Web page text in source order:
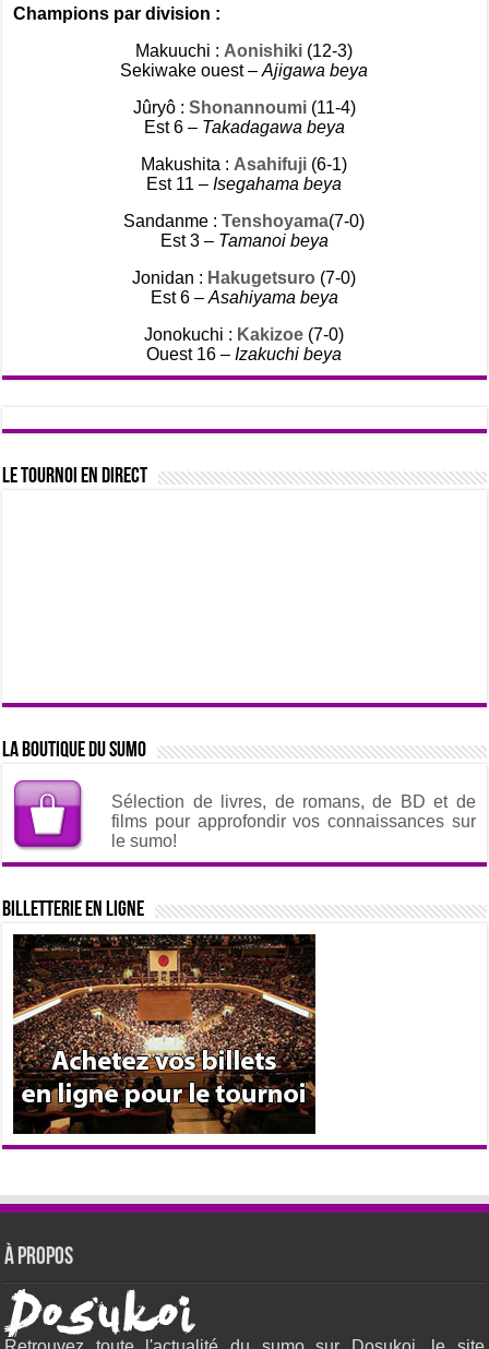
Champions par division :
Makuuchi : Aonishiki (12-3)
Sekiwake ouest –Ajigawa beya
Jûryô : Shonannoumi (11-4)
Est 6 – Takadagawa beya
Makushita : Asahifuji (6-1)
Est 11 –Isegahama beya
Sandanme :Tenshoyama(7-0)
Est 3 – Tamanoi beya
Jonidan : Hakugetsuro (7-0)
Est 6 – Asahiyama beya
Jonokuchi : Kakizoe (7-0)
Ouest 16 –Izakuchi beya
Le tournoi en direct
La boutique du sumo
Sélection de livres, de romans, de BD et de
films pour approfondir vos connaissances sur
le sumo!
Billetterie en ligne
À propos